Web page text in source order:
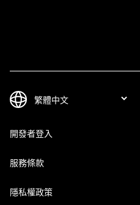
開發者登入
服務條款
隱私權政策